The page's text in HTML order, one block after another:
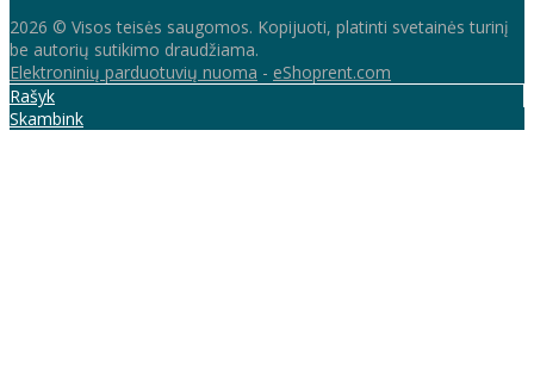
2026 © Visos teisės saugomos. Kopijuoti, platinti svetainės turinį
be autorių sutikimo draudžiama.
Elektroninių parduotuvių nuoma - eShoprent.com
Rašyk
Skambink